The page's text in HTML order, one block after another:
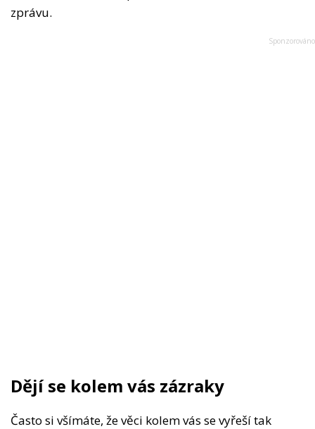
zprávu.
Dějí se kolem vás zázraky
Často si všímáte, že věci kolem vás se vyřeší tak